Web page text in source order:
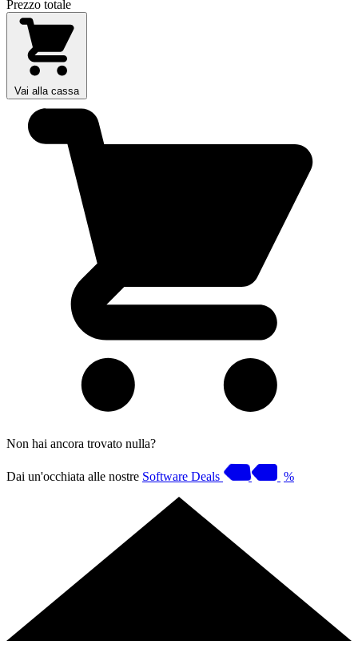
Prezzo totale
Vai alla cassa
Non hai ancora trovato nulla?
Dai un'occhiata alle nostre Software Deals %